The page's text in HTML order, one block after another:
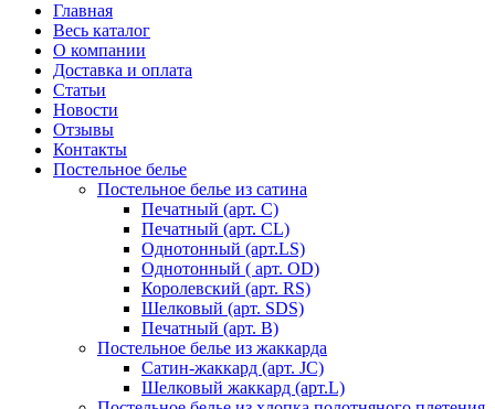
Главная
Весь каталог
О компании
Доставка и оплата
Статьи
Новости
Отзывы
Контакты
Постельное белье
Постельное белье из сатина
Печатный (арт. С)
Печатный (арт. СL)
Однотонный (арт.LS)
Однотонный ( арт. OD)
Королевский (арт. RS)
Шелковый (арт. SDS)
Печатный (арт. В)
Постельное белье из жаккарда
Сатин-жаккард (арт. JC)
Шелковый жаккард (арт.L)